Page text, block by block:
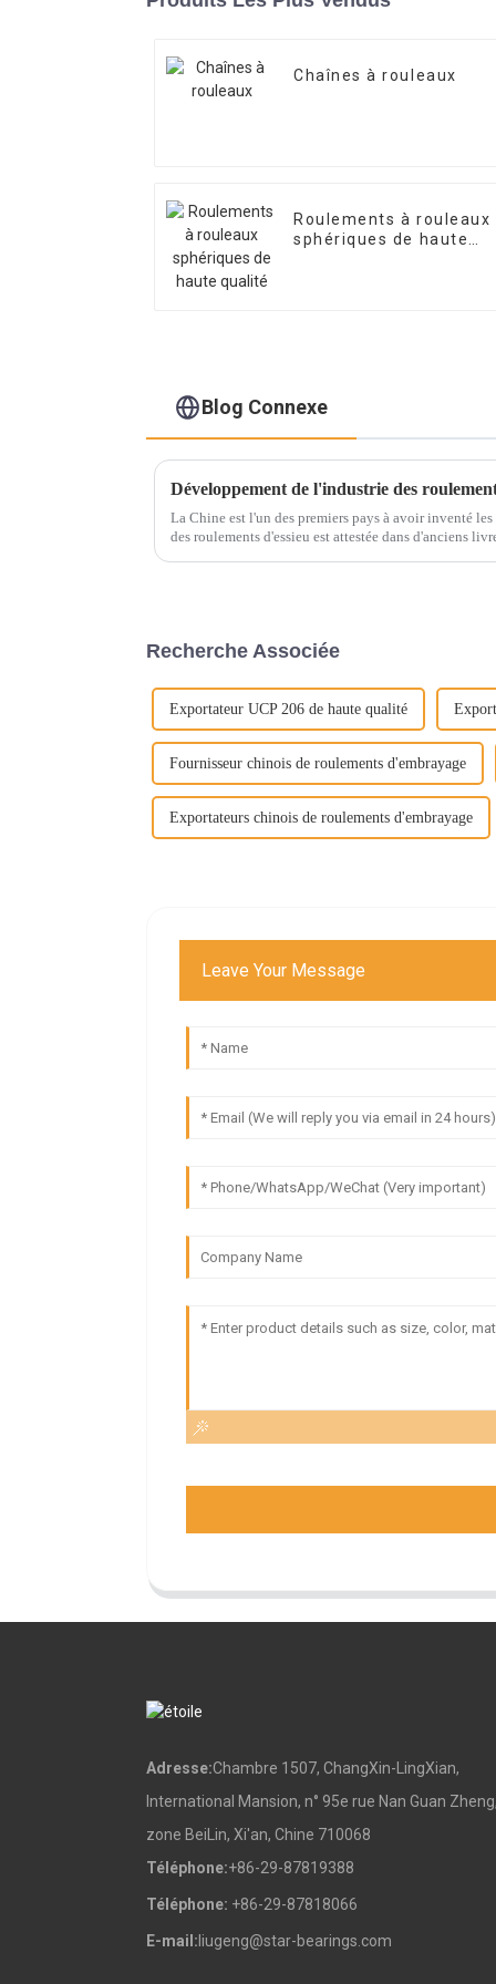
Chaînes à rouleaux
Roulements à rouleaux
sphériques de haute
Blog Connexe
Développement de l'industrie des
La Chine est l'un des premiers pays à avoir inventé
des roulements d'essieu est attestée dans d'anciens
Recherche Associée
Exportateur UCP 206 de haute qualité
Fournisseur chinois de roulements d'embrayage
Exportateurs chinois de roulements d'embrayage
Leave Your Message
Adresse:Chambre 1507, ChangXin-LingXian,
International Mansion, n° 95e rue Nan Guan Zheng,
zone BeiLin, Xi'an, Chine 710068
Téléphone:+86-29-87819388
Téléphone: +86-29-87818066
E-mail: liugeng@star-bearings.com